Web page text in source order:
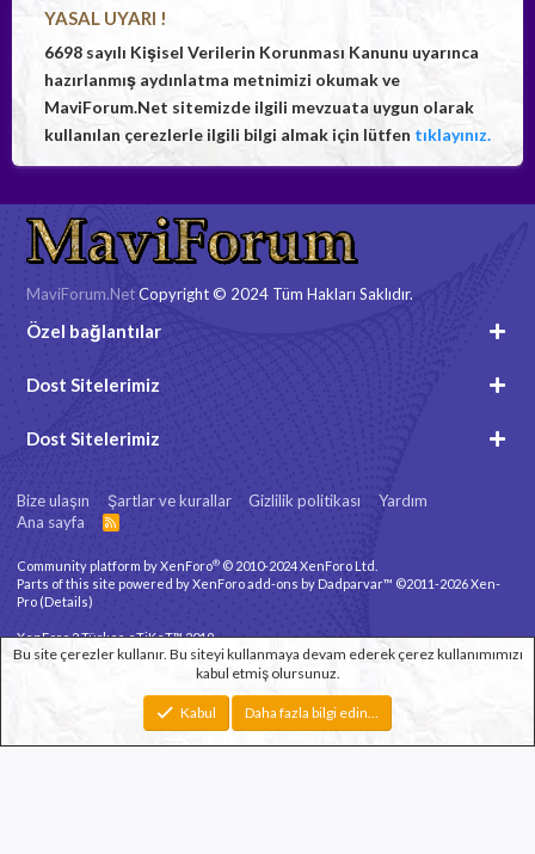
YASAL UYARI !
6698 sayılı Kişisel Verilerin Korunması Kanunu uyarınca
hazırlanmış aydınlatma metnimizi okumak ve
MaviForum.Net sitemizde ilgili mevzuata uygun olarak
kullanılan çerezlerle ilgili bilgi almak için lütfen tıklayınız.
MaviForum.NetCopyright © 2024 Tüm Hakları Saklıdır.
Özel bağlantılar
Dost Sitelerimiz
Dost Sitelerimiz
Bize ulaşın Şartlar ve kurallar Gizlilik politikası
Yardım
Ana sayfa
R
Community platform by XenForo® © 2010-2024 XenForo Ltd.
Parts of this site powered byXenForo add-ons by Dadparvar™ ©2011-2026Xen-
Pro (Details)
XenForo 2 Türkçe eTiKeT™ 2019
© by ©XenTR
Toplam sorgu Toplam zaman
Bu site çerezler kullanır. Bu siteyi kullanmaya devam ederek çerez kullanımımızı
kabul etmiş olursunuz.
Kabul Daha fazla bilgi edin…